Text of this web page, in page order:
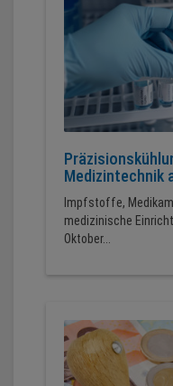
Medizintechnik
Impfstoffe,
medizinische
Oktober...